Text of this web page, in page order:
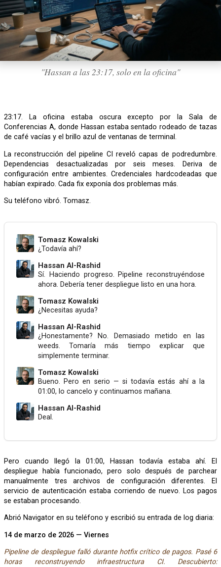
"Hassan a las 23:17, solo en la oficina"
23:17. La oficina estaba oscura excepto por la Sala de
Conferencias A, donde Hassan estaba sentado rodeado de tazas
de café vacías y el brillo azul de ventanas de terminal.
La reconstrucción del pipeline CI reveló capas de podredumbre.
Dependencias desactualizadas por seis meses. Deriva de
configuración entre ambientes. Credenciales hardcodeadas que
habían expirado. Cada fix exponía dos problemas más.
Su teléfono vibró. Tomasz.
Tomasz Kowalski
¿Todavía ahí?
Hassan Al-Rashid
Sí. Haciendo progreso. Pipeline reconstruyéndose
ahora. Debería tener despliegue listo en una hora.
Tomasz Kowalski
¿Necesitas ayuda?
Hassan Al-Rashid
¿Honestamente? No. Demasiado metido en las
weeds. Tomaría más tiempo explicar que
simplemente terminar.
Tomasz Kowalski
Bueno. Pero en serio — si todavía estás ahí a la
01:00, lo cancelo y continuamos mañana.
Hassan Al-Rashid
Deal.
Pero cuando llegó la 01:00, Hassan todavía estaba ahí. El
despliegue había funcionado, pero solo después de parchear
manualmente tres archivos de configuración diferentes. El
servicio de autenticación estaba corriendo de nuevo. Los pagos
se estaban procesando.
Abrió Navigator en su teléfono y escribió su entrada de log diaria:
14 de marzo de 2026 — Viernes
Pipeline de despliegue falló durante hotfix crítico de pagos. Pasé 6
horas reconstruyendo infraestructura CI. Descubierto: